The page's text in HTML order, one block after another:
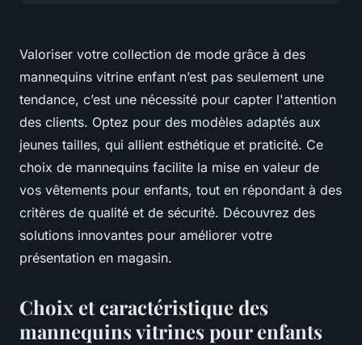
Valoriser votre collection de mode grâce à des
mannequins vitrine enfant n’est pas seulement une
tendance, c’est une nécessité pour capter l'attention
des clients. Optez pour des modèles adaptés aux
jeunes tailles, qui allient esthétique et praticité. Ce
choix de mannequins facilite la mise en valeur de
vos vêtements pour enfants, tout en répondant à des
critères de qualité et de sécurité. Découvrez des
solutions innovantes pour améliorer votre
présentation en magasin.
Choix et caractéristique des
mannequins vitrines pour enfants